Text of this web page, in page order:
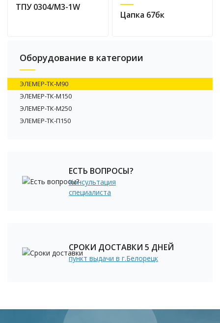
ТПУ 0304/M3-1W
Цапка 67бк
Оборудование в категории
ЭЛЕМЕР-ТК-М90
ЭЛЕМЕР-ТК-М150
ЭЛЕМЕР-ТК-М250
ЭЛЕМЕР-ТК-П150
ЕСТЬ ВОПРОСЫ?
Консультация
специалиста
СРОКИ ДОСТАВКИ 5 ДНЕЙ
пункт выдачи в г.Белорецк